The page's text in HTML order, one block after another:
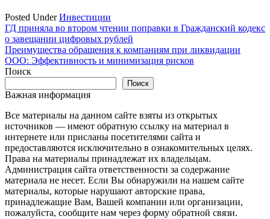
Posted UnderИнвестиции
Навигация
по
записям
ГД приняла во втором чтении поправки в Гражданский кодекс
о завещании цифровых рублей
Преимущества обращения к компаниям при ликвидации
ООО: Эффективность и минимизация рисков
Поиск
Поиск
Важная информация
Все материалы на данном сайте взяты из открытых
источников — имеют обратную ссылку на материал в
интернете или присланы посетителями сайта и
предоставляются исключительно в ознакомительных целях.
Права на материалы принадлежат их владельцам.
Администрация сайта ответственности за содержание
материала не несет. Если Вы обнаружили на нашем сайте
материалы, которые нарушают авторские права,
принадлежащие Вам, Вашей компании или организации,
пожалуйста, сообщите нам через форму обратной связи.